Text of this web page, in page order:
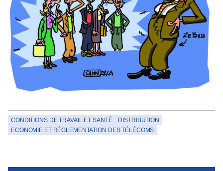
CONDITIONS DE TRAVAIL ET SANTÉ
DISTRIBUTION
ECONOMIE ET RÉGLEMENTATION DES TÉLÉCOMS